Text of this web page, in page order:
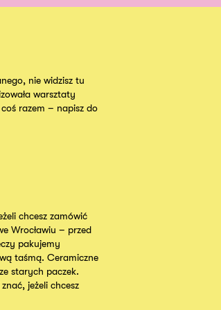
nie widzisz tu
warsztaty
razem – napisz do
chcesz zamówić
Wrocławiu – przed
pakujemy
taśmą. Ceramiczne
starych paczek.
jeżeli chcesz